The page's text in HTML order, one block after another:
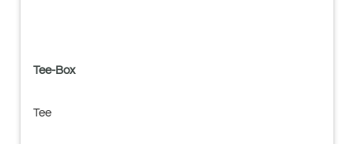
Tee-Box
Tee